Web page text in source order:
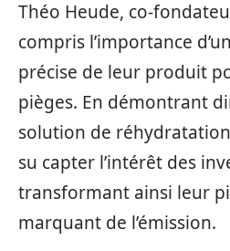
Théo Heude, co-
compris l’importance
précise de leur produit
pièges. En démontrant
solution de
su capter l’intérêt des
transformant ainsi leur
marquant de l’émission.